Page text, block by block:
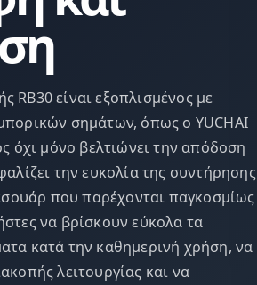
RB30 είναι εξοπλισμένος με
σημάτων, όπως ο YUCHAI
όχι μόνο βελτιώνει την απόδοση
την ευκολία της συντήρησης
που παρέχονται παγκοσμίως
να βρίσκουν εύκολα τα
κατά την καθημερινή χρήση, να
λειτουργίας και να